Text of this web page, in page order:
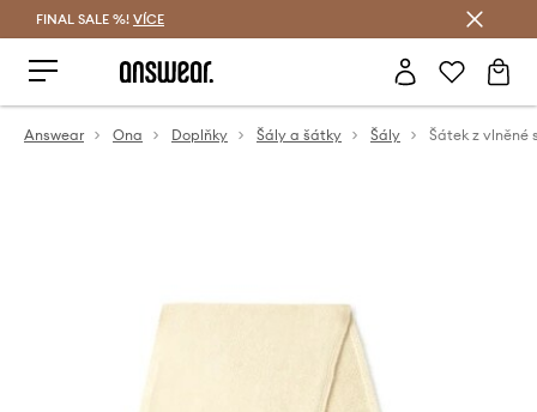
FINAL SALE %! VÍCE
Answear Ona Doplňky Šály a šátky Šály Šátek z vlněné